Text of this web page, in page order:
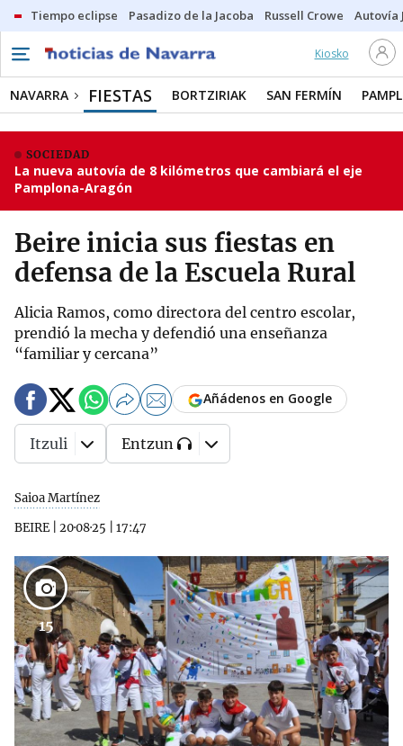
Tiempo eclipse Pasadizo de la Jacoba Russell Crowe Autovía
Kiosko
NAVARRA FIESTAS BORTZIRIAK SAN FERMÍN
SOCIEDAD
La nueva autovía de 8 kilómetros que cambiará el eje
Pamplona-Aragón
Beire inicia sus fiestas en
defensa de la Escuela Rural
Alicia Ramos, como directora del centro escolar,
prendió la mecha y defendió una enseñanza
“familiar y cercana”
Saioa Martínez
BEIRE
20·08·25 17:47
Añádenos en Google
Itzuli Entzun
15